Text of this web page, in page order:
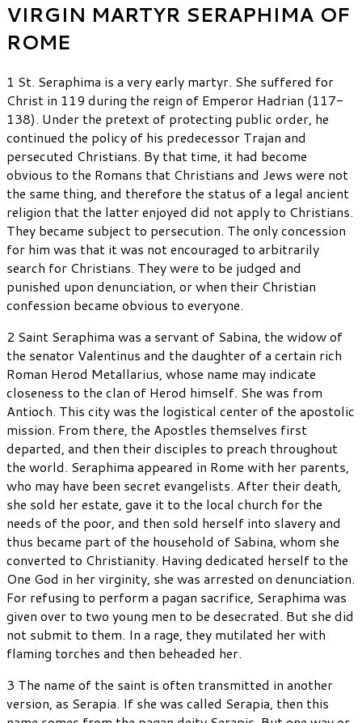
VIRGIN MARTYR SERAPHIMA OF
ROME
1 St. Seraphima is a very early martyr. She suffered for
Christ in 119 during the reign of Emperor Hadrian (117-
138). Under the pretext of protecting public order, he
continued the policy of his predecessor Trajan and
persecuted Christians. By that time, it had become
obvious to the Romans that Christians and Jews were not
the same thing, and therefore the status of a legal ancient
religion that the latter enjoyed did not apply to Christians.
They became subject to persecution. The only concession
for him was that it was not encouraged to arbitrarily
search for Christians. They were to be judged and
punished upon denunciation, or when their Christian
confession became obvious to everyone.
2 Saint Seraphima was a servant of Sabina, the widow of
the senator Valentinus and the daughter of a certain rich
Roman Herod Metallarius, whose name may indicate
closeness to the clan of Herod himself. She was from
Antioch. This city was the logistical center of the apostolic
mission. From there, the Apostles themselves first
departed, and then their disciples to preach throughout
the world. Seraphima appeared in Rome with her parents,
who may have been secret evangelists. After their death,
she sold her estate, gave it to the local church for the
needs of the poor, and then sold herself into slavery and
thus became part of the household of Sabina, whom she
converted to Christianity. Having dedicated herself to the
One God in her virginity, she was arrested on denunciation.
For refusing to perform a pagan sacrifice, Seraphima was
given over to two young men to be desecrated. But she did
not submit to them. In a rage, they mutilated her with
flaming torches and then beheaded her.
3 The name of the saint is often transmitted in another
version, as Serapia. If she was called Serapia, then this